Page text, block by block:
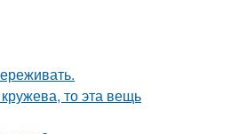
то эта вещь